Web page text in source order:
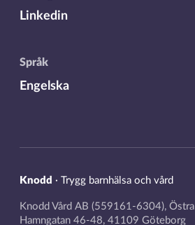
Linkedin
Språk
Engelska
Knodd · Trygg barnhälsa och vård
Knodd Vård AB (559161-6304), Östra
Hamngatan 46-48, 41109 Göteborg